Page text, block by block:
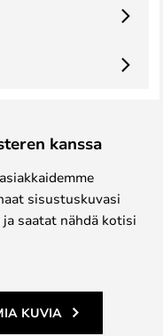
kanssa
sisustuskuvasi
saatat nähdä kotisi
KUVIA